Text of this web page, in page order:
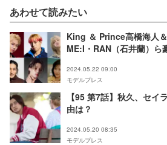
あわせて読みたい
King ＆ Prince高橋海人
ME:I・RAN（石井蘭）ら
2024.05.22 09:00
モデルプレス
【95 第7話】秋久、セイ
由は？
2024.05.20 08:35
モデルプレス